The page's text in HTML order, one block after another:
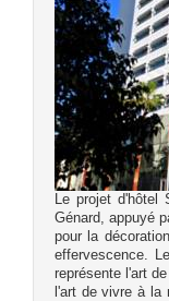
Le projet
Génard, appuyé
pour la
effervescence.
représente l'art
l'art de vivre à la